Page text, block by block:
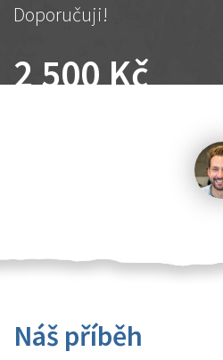
Doporučuji!
2 500 Kč
Náš příběh